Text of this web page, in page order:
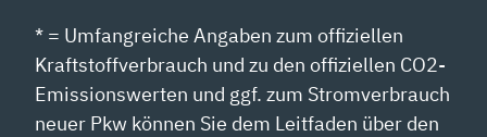
* = Umfangreiche Angaben zum offiziellen
Kraftstoffverbrauch und zu den offiziellen CO2-
Emissionswerten und ggf. zum Stromverbrauch
neuer Pkw können Sie dem Leitfaden über den